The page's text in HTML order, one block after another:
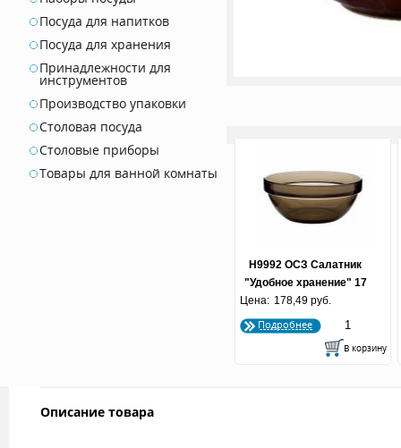
Посуда для напитков
Посуда для хранения
Принадлежности для
инструментов
Производство упаковки
Столовая посуда
Столовые приборы
Товары для ванной комнаты
H9992 ОСЗ Салатник
"Удобное хранение" 17
см. дымчатый (по 16
шт.)
Цена: 178,49 руб.
Подробнее
Описание товара